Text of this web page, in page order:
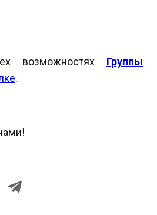
возможностях Группы
.